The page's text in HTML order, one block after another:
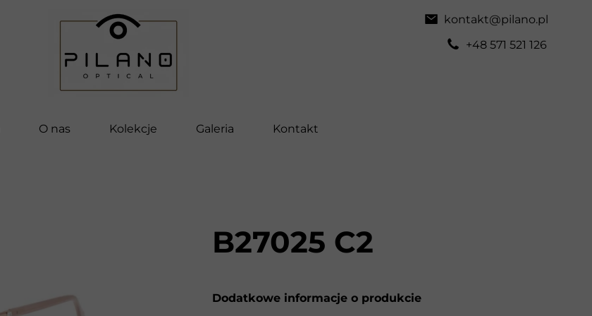
+48 571 521 126
kontakt@pilano.pl
O nas Kolekcje Galeria Kontakt
Dodatkowe informacje o produkcie
B27025 C2